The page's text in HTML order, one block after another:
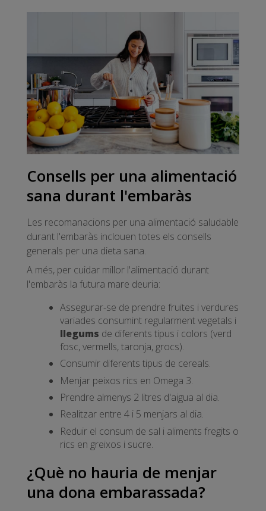
Consells per una alimentació
sana durant l'embaràs
Les recomanacions per una alimentació saludable
durant l'embaràs inclouen totes els consells
generals per una dieta sana.
A més, per cuidar millor l'alimentació durant
l'embaràs la futura mare deuria:
Assegurar-se de prendre fruites i verdures
variades consumint regularment vegetals i
llegums de diferents tipus i colors (verd
fosc, vermells, taronja, grocs).
Consumir diferents tipus de cereals.
Menjar peixos rics en Omega 3.
Prendre almenys 2 litres d'aigua al dia.
Realitzar entre 4 i 5 menjars al dia.
Reduir el consum de sal i aliments fregits o
rics en greixos i sucre.
¿Què no hauria de menjar
una dona embarassada?